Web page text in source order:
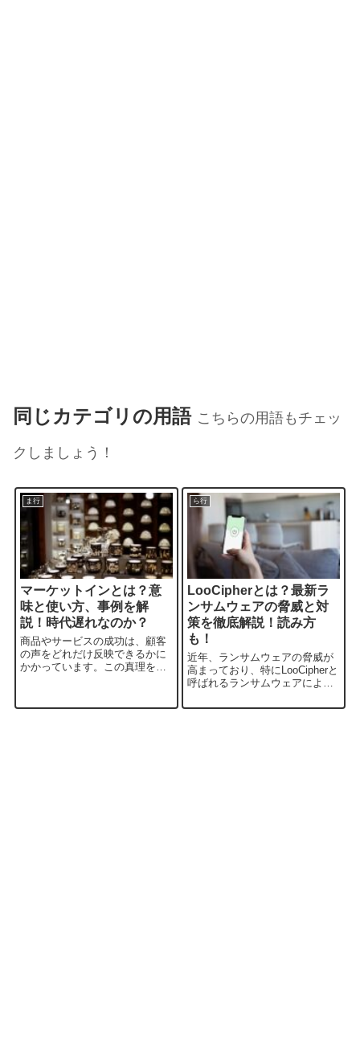
同じカテゴリの用語 こちらの用語もチェッ
クしましょう！
ま行
マーケットインとは？意
味と使い方、事例を解
説！時代遅れなのか？
商品やサービスの成功は、顧客
の声をどれだけ反映できるかに
かかっています。この真理を体
が、実際のところ、マーケット
ら行
LooCipherとは？最新ラ
ンサムウェアの脅威と対
策を徹底解説！読み方
も！
近年、ランサムウェアの脅威が
高まっており、特にLooCipherと
呼ばれるランサムウェアによる
す。読み方は「ルーサイファ